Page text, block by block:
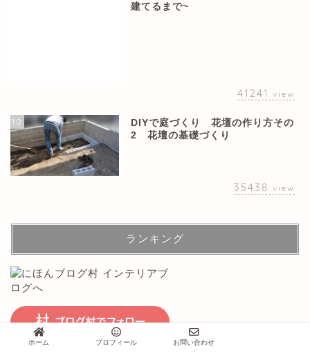
建てるまで~
41241 view
10
DIYで庭づくり 花壇の作り方その
2 花壇の基礎づくり
35438 view
ランキング
ホーム プロフィール お問い合わせ